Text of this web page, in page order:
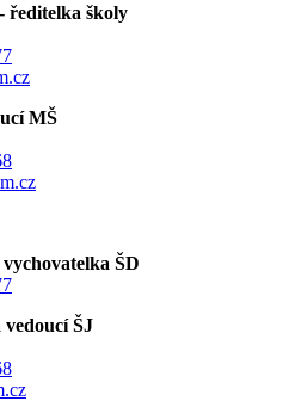
ředitelka školy
MŠ
ŠD
vedoucí ŠJ